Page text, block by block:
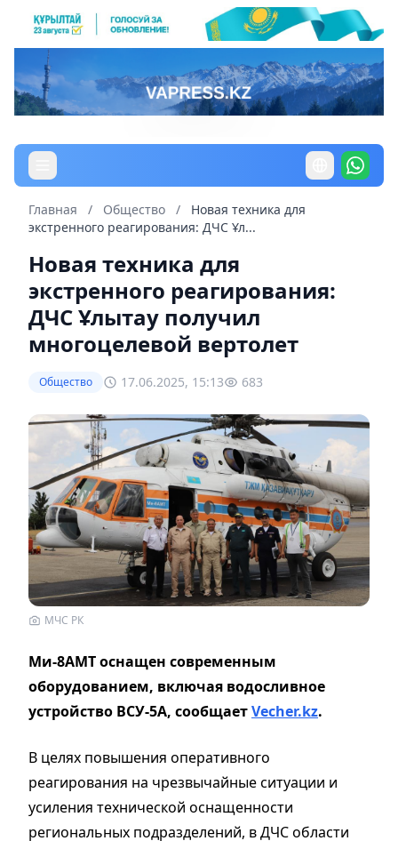
Главная / Общество /
Новая техника для
экстренного реагирования: ДЧС Ұл...
Новая техника для
экстренного реагирования:
ДЧС Ұлытау получил
многоцелевой вертолет
Общество 17.06.2025, 15:13 683
МЧС РК
Ми-8АМТ оснащен современным
оборудованием, включая водосливное
устройство ВСУ-5А, сообщаетVecher.kz.
В целях повышения оперативного
реагирования на чрезвычайные ситуации и
усиления технической оснащенности
региональных подразделений, в ДЧС области